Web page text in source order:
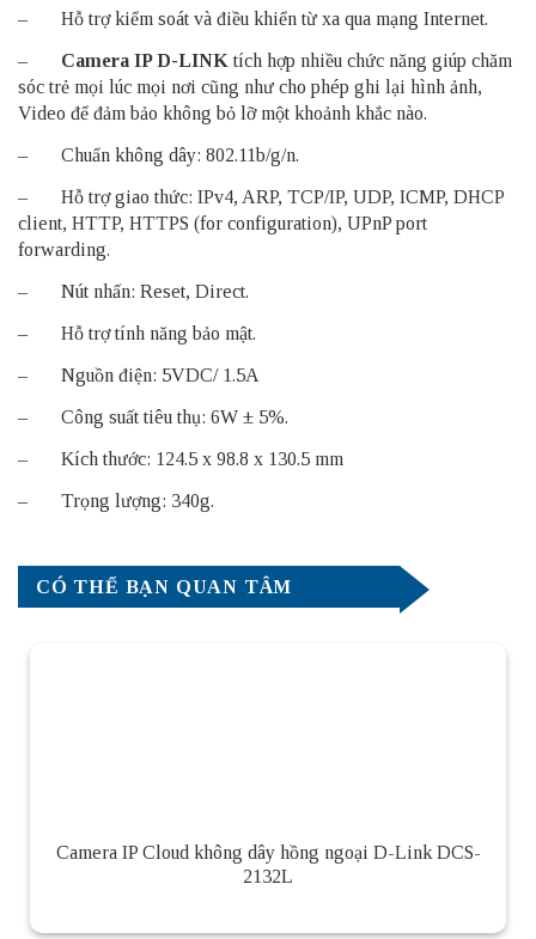
– Hỗ trợ kiểm soát và điều khiển từ xa qua mạng Internet.
– Camera IP D-LINK tích hợp nhiều chức năng giúp chăm
sóc trẻ mọi lúc mọi nơi cũng như cho phép ghi lại hình ảnh,
Video để đảm bảo không bỏ lỡ một khoảnh khắc nào.
– Chuẩn không dây: 802.11b/g/n.
– Hỗ trợ giao thức: IPv4, ARP, TCP/IP, UDP, ICMP, DHCP
client, HTTP, HTTPS (for configuration), UPnP port
forwarding.
– Nút nhấn: Reset, Direct.
– Hỗ trợ tính năng bảo mật.
– Nguồn điện: 5VDC/ 1.5A
– Công suất tiêu thụ: 6W ± 5%.
– Kích thước: 124.5 x 98.8 x 130.5 mm
– Trọng lượng: 340g.
CÓ THỂ BẠN QUAN TÂM
Camera IP Cloud không dây hồng ngoại D-Link DCS-
2132L